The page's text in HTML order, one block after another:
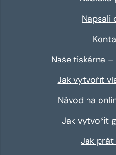
Napsali
Naše tiskárna –
Jak vytvořit
Návod na
Jak vytvořit
Jak